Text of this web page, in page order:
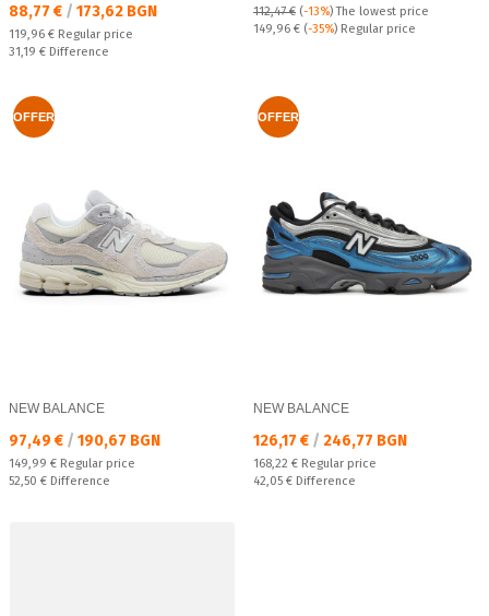
Текуща цена:
88,77 € / 173,62 BGN
Regular price:
119,96 € Regular price
Спестявате:
31,19 € Difference
112,47 € (-13%)The lowest price
Regular price:
149,96 € (-35%) Regular price
OFFER
NEW BALANCE
Текуща цена:
97,49 € / 190,67 BGN
Regular price:
149,99 € Regular price
Спестявате:
52,50 € Difference
OFFER
NEW BALANCE
Текуща цена:
126,17 € / 246,77 BGN
Regular price:
168,22 € Regular price
Спестявате:
42,05 € Difference